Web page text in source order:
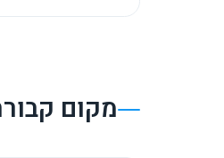
מקום